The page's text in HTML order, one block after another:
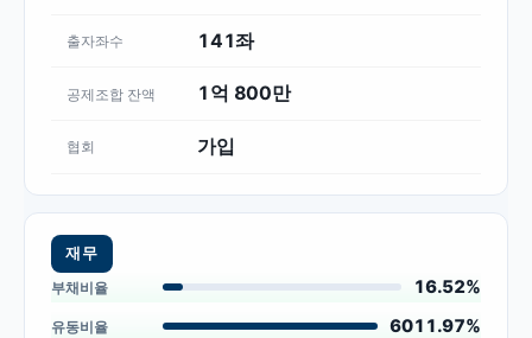
출자좌수 141좌
공제조합 잔액 1억 800만
협회 가입
재무
부채비율
16.52%
유동비율 6011.97%